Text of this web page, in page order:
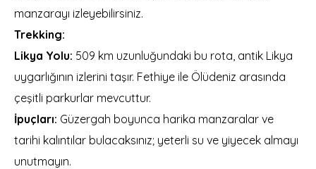
manzarayı izleyebilirsiniz.
Trekking:
Likya Yolu: 509 km uzunluğundaki bu rota, antik Likya
uygarlığının izlerini taşır. Fethiye ile Ölüdeniz arasında
çeşitli parkurlar mevcuttur.
İpuçları: Güzergah boyunca harika manzaralar ve
tarihi kalıntılar bulacaksınız; yeterli su ve yiyecek almayı
unutmayın.